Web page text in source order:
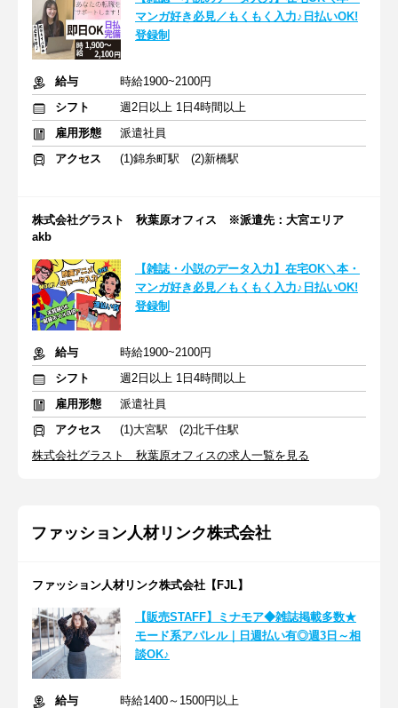
マンガ好き必見／もくもく入力♪日払いOK!
登録制
給与
時給1900~2100円
シフト
週2日以上 1日4時間以上
雇用形態
派遣社員
アクセス
(1)錦糸町駅 (2)新橋駅
株式会社グラスト 秋葉原オフィス ※派遣先：大宮エリア
akb
【雑誌・小説のデータ入力】在宅OK＼本・
マンガ好き必見／もくもく入力♪日払いOK!
登録制
給与
時給1900~2100円
シフト
週2日以上 1日4時間以上
雇用形態
派遣社員
アクセス
(1)大宮駅 (2)北千住駅
株式会社グラスト 秋葉原オフィスの求人一覧を見る
ファッション人材リンク株式会社
ファッション人材リンク株式会社【FJL】
【販売STAFF】ミナモア◆雑誌掲載多数★
モード系アパレル｜日週払い有◎週3日～相
談OK♪
給与
時給1400～1500円以上